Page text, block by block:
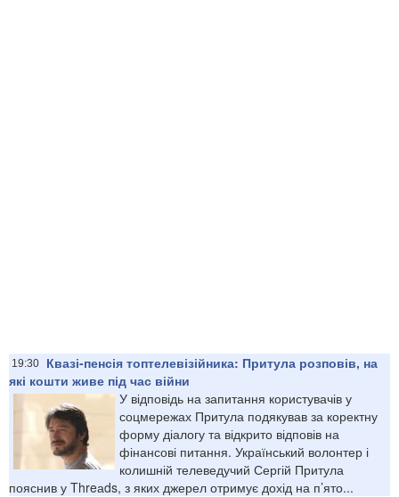
19:30
Квазі-пенсія топтелевізійника: Притула розповів, на
які кошти живе під час війни
У відповідь на запитання користувачів у
соцмережах Притула подякував за коректну
форму діалогу та відкрито відповів на
фінансові питання. Український волонтер і
колишній телеведучий Сергій Притула
пояснив у Threаds, з яких джерел отримує дохід на п’ято...